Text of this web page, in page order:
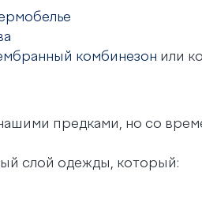
комбинезон или
предками, но со
слой одежды, который: